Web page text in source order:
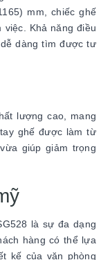
mm, chiếc ghế
Khả năng điều
dàng tìm được tư
lượng cao, mang
ghế được làm từ
giúp giảm trọng
là sự đa dạng
hàng có thể lựa
kế của văn phòng